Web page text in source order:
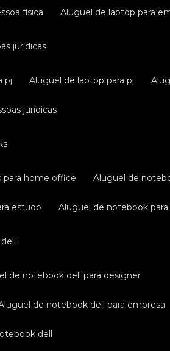
física aluguel de laptop para
jurídicas
pj aluguel de laptop para pj
jurídicas
para home office aluguel de
estudo aluguel de notebook
de notebook dell para designer
aluguel de notebook dell para empresa
dell